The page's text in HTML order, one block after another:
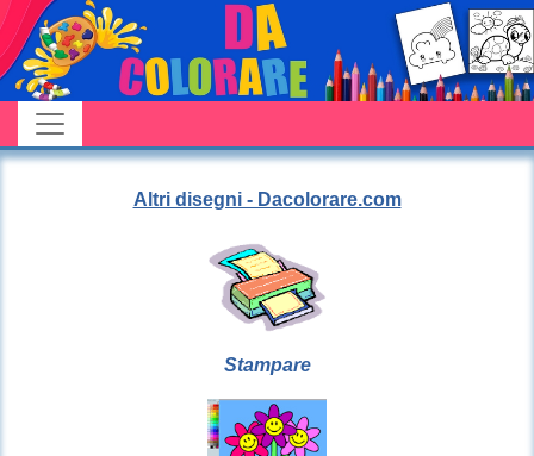
Altri disegni - Dacolorare.com
Stampare